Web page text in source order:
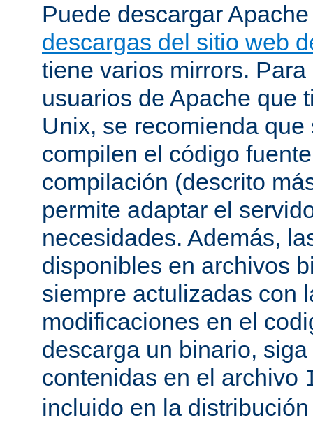
Puede descargar
descargas del sitio web
tiene varios mirrors.
usuarios de Apache que
Unix, se recomienda
compilen el código
compilación (descrito
permite adaptar el
necesidades. Además,
disponibles en archivos
siempre actulizadas con
modificaciones en el
descarga un binario,
contenidas en el archivo
incluido en la distribución